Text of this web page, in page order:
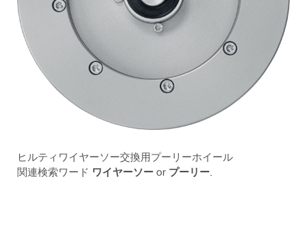
ヒルティワイヤーソー交換用プーリーホイール
関連検索ワード ワイヤーソー or プーリー